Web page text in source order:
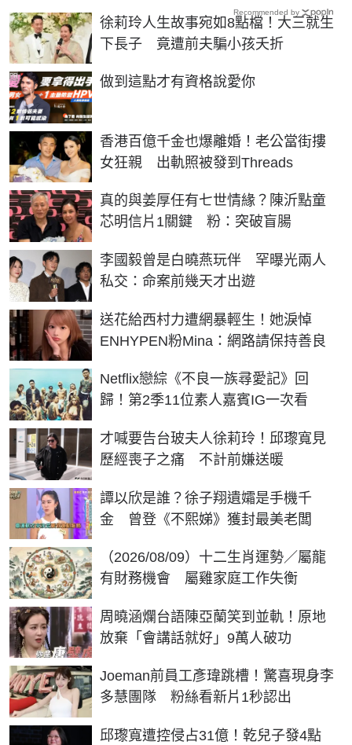
徐莉玲人生故事宛如8點檔！大三就生
下長子 竟遭前夫騙小孩夭折
做到這點才有資格說愛你
PR
香港百億千金也爆離婚！老公當街摟
女狂親 出軌照被發到Threads
真的與姜厚任有七世情緣？陳沂點童
芯明信片1關鍵 粉：突破盲腸
李國毅曾是白曉燕玩伴 罕曝光兩人
私交：命案前幾天才出遊
送花給西村力遭網暴輕生！她淚悼
ENHYPEN粉Mina：網路請保持善良
Netflix戀綜《不良一族尋愛記》回
歸！第2季11位素人嘉賓IG一次看
才喊要告台玻夫人徐莉玲！邱瓈寬見
歷經喪子之痛 不計前嫌送暖
譚以欣是誰？徐子翔遺孀是手機千
金 曾登《不熙娣》獲封最美老闆
（2026/08/09）十二生肖運勢／屬龍
有財務機會 屬雞家庭工作失衡
周曉涵爛台語陳亞蘭笑到並軌！原地
放棄「會講話就好」9萬人破功
Joeman前員工彥瑋跳槽！驚喜現身李
多慧團隊 粉絲看新片1秒認出
邱瓈寬遭控侵占31億！乾兒子發4點
Recommended by